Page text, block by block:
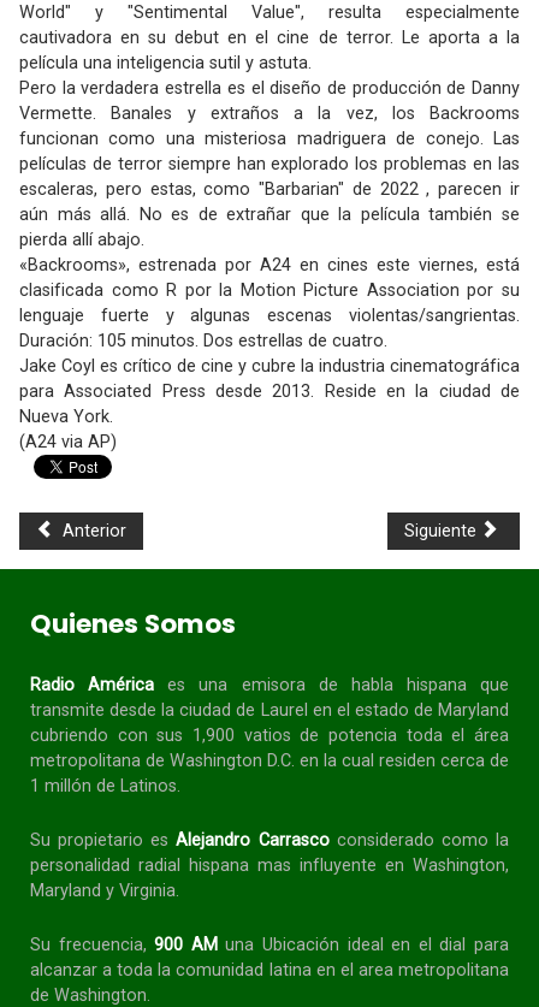
World" y "Sentimental Value", resulta especialmente
cautivadora en su debut en el cine de terror. Le aporta a la
película una inteligencia sutil y astuta.
Pero la verdadera estrella es el diseño de producción de Danny
Vermette. Banales y extraños a la vez, los Backrooms
funcionan como una misteriosa madriguera de conejo. Las
películas de terror siempre han explorado los problemas en las
escaleras, pero estas, como "Barbarian" de 2022 , parecen ir
aún más allá. No es de extrañar que la película también se
pierda allí abajo.
«Backrooms», estrenada por A24 en cines este viernes, está
clasificada como R por la Motion Picture Association por su
lenguaje fuerte y algunas escenas violentas/sangrientas.
Duración: 105 minutos. Dos estrellas de cuatro.
Jake Coyl es crítico de cine y cubre la industria cinematográfica
para Associated Press desde 2013. Reside en la ciudad de
Nueva York.
(A24 via AP)
Anterior Siguiente
Quienes Somos
Radio América es una emisora de habla hispanaque
transmite desde la ciudad de Laurel en el estado de Maryland
cubriendo con sus 1,900 vatios de potencia toda el área
metropolitana de Washington D.C. en la cual residen cerca de
1 millón de Latinos.
Su propietario esAlejandro Carrascoconsiderado como la
personalidad radial
hispana mas influyente en Washington,
Maryland y Virginia.
Su frecuencia, 900 AM una Ubicación ideal en el dial para
alcanzar a toda lacomunidad latina en el area metropolitana
de Washington.